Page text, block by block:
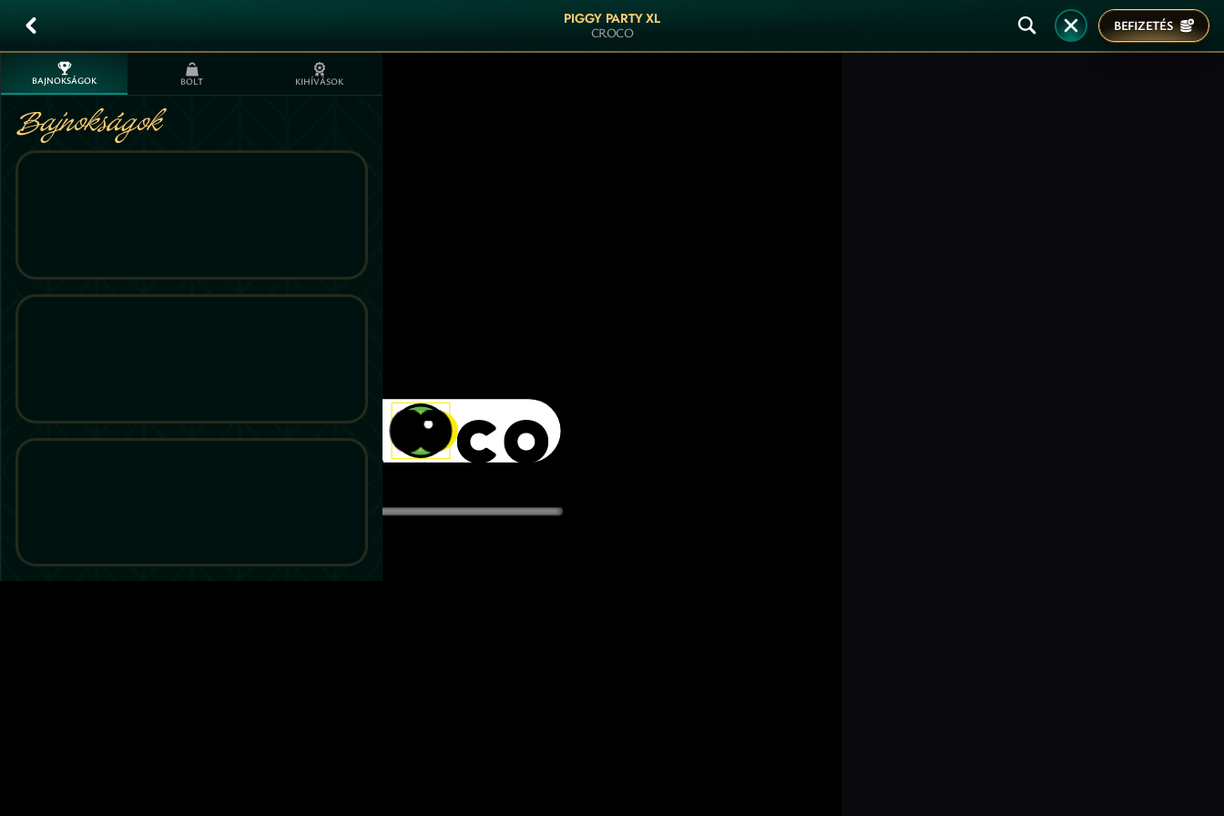
PIGGY PARTY XL
CROCO BEFIZETÉS
BAJNOKSÁGOK BOLT KIHÍVÁSOK
Bajnokságok